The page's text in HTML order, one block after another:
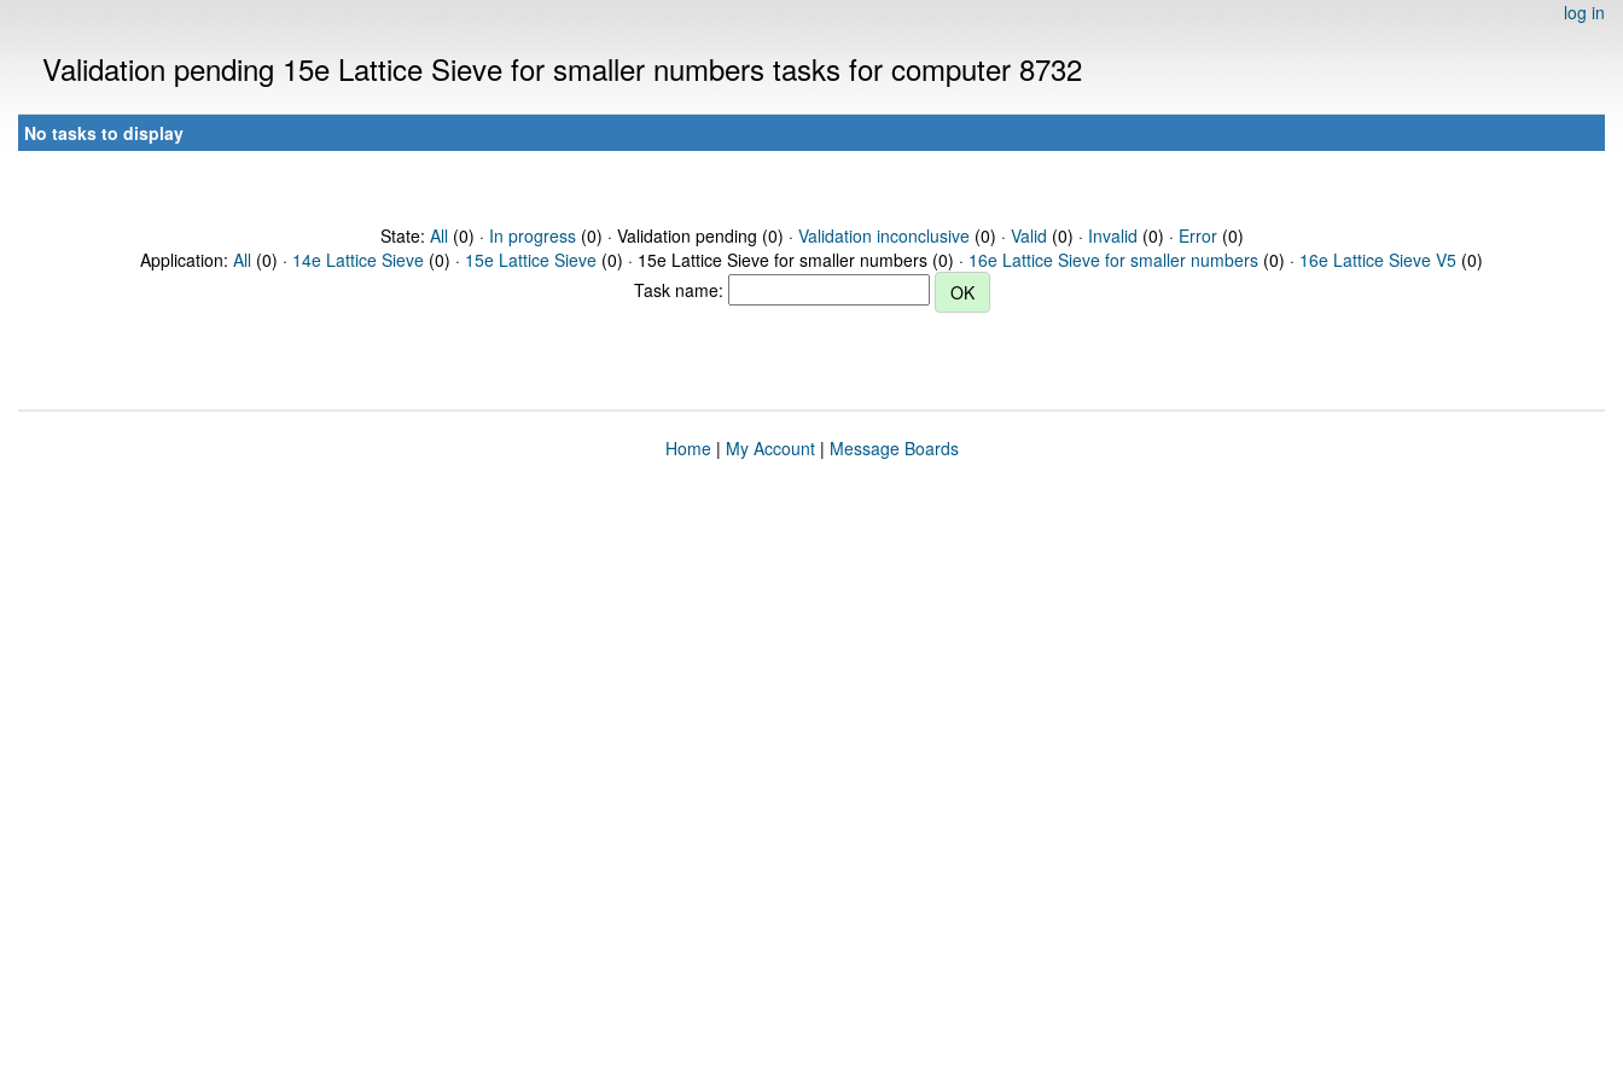
log in
Validation pending 15e Lattice Sieve for smaller numbers tasks for computer 8732
No tasks to display
State: All(0) · In progress(0) · Validation pending (0) · Validation inconclusive(0) · Valid (0) · Invalid (0) · Error(0)
Application: All (0) · 14e Lattice Sieve (0) · 15e Lattice Sieve (0) · 15e Lattice Sieve for smaller numbers (0) · 16e Lattice Sieve for smaller numbers (0) · 16e Lattice Sieve V5 (0)
Task name:
Home| My Account| Message Boards